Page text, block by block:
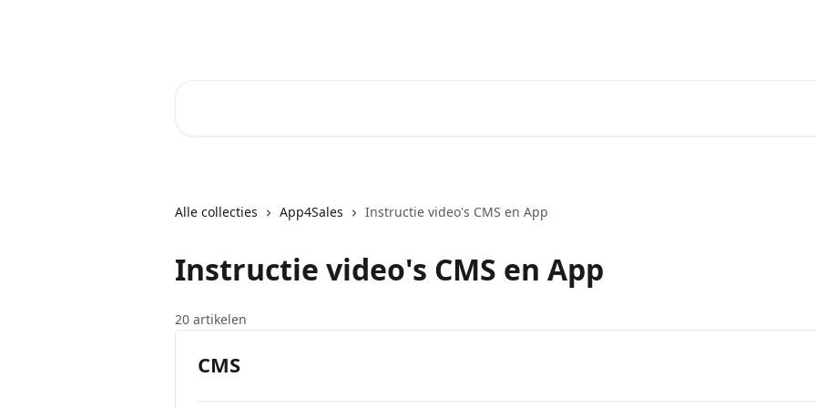
Alle collecties App4Sales Instructie video's CMS en App
Instructie video's CMS en App
20 artikelen
CMS